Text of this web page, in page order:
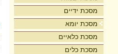
מסכת ידיים
מסכת יומא
מסכת כלאיים
מסכת כלים